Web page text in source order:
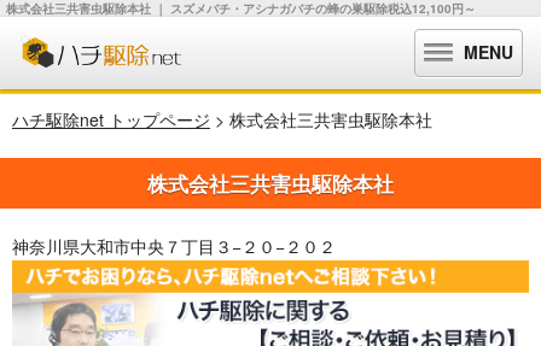
株式会社三共害虫駆除本社 ｜ スズメバチ・アシナガバチの蜂の巣駆除税込12,100円～
MENU
ハチ駆除net トップページ > 株式会社三共害虫駆除本社
株式会社三共害虫駆除本社
神奈川県大和市中央７丁目３−２０−２０２